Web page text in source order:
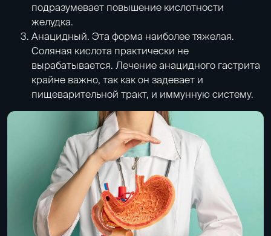
подразумевает повышение кислотности
желудка.
Анацидный. Эта форма наиболее тяжелая.
Соляная кислота практически не
вырабатывается. Лечение анацидного гастрита
крайне важно, так как он задевает и
пищеварительной тракт, и иммунную систему.